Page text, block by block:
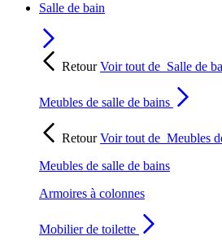
Salle de bain
RetourVoir tout de Salle de
Meubles de salle de bains
RetourVoir tout de Meubles
Meubles de salle de bains
Armoires à colonnes
Mobilier de toilette